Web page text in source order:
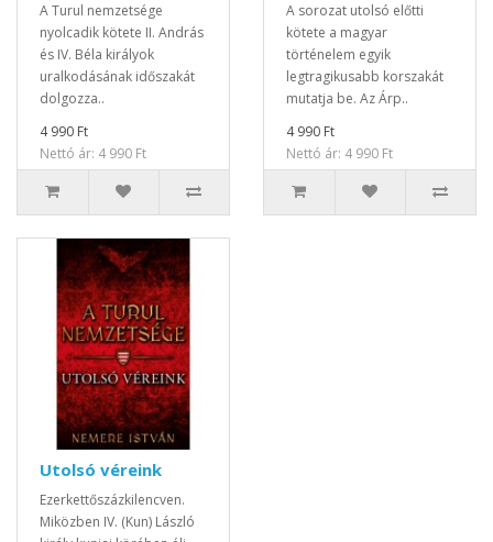
A Turul nemzetsége
nyolcadik kötete II. András
és IV. Béla királyok
uralkodásának időszakát
dolgozza..
4 990 Ft
Nettó ár: 4 990 Ft
A sorozat utolsó előtti
kötete a magyar
történelem egyik
legtragikusabb korszakát
mutatja be. Az Árp..
4 990 Ft
Nettó ár: 4 990 Ft
Utolsó véreink
Ezerkettőszázkilencven.
Miközben IV. (Kun) László